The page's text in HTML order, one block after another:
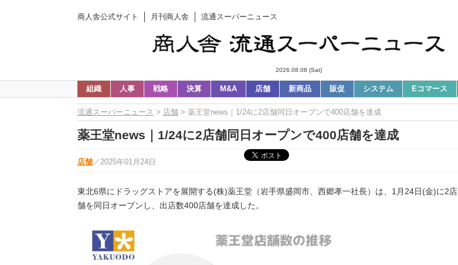
商人舎公式サイト 月刊商人舎 流通スーパーニュース
2026.08.08 (Sat)
組織 人事 戦略 決算 M&A 店舗 新商品 販促 システム Eコマース
流通スーパーニュース > 店舗 > 薬王堂news｜1/24に2店舗同日オープンで400店舗を達成
薬王堂news｜1/24に2店舗同日オープンで400店舗を達成
店舗 ／ 2025年01月24日
東北6県にドラッグストアを展開する(株)薬王堂（岩手県盛岡市、西郷孝一社長）は、1月24日(金)に2店
舗を同日オープンし、出店数400店舗を達成した。